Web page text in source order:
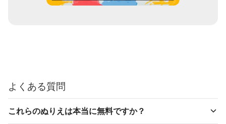
よくある質問
これらのぬりえは本当に無料ですか？